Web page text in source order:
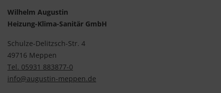
Wilhelm Augustin
Heizung-Klima-Sanitär GmbH
Schulze-Delitzsch-Str. 4
49716 Meppen
Tel. 05931 883877-0
info@augustin-meppen.de